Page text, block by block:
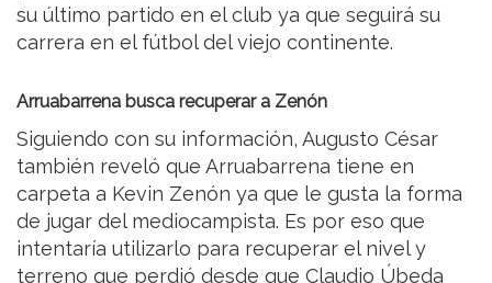
su último partido en el club ya que seguirá su
carrera en el fútbol del viejo continente.
Arruabarrena busca recuperar a Zenón
Siguiendo con su información, Augusto César
también reveló que Arruabarrena tiene en
carpeta a Kevin Zenón ya que le gusta la forma
de jugar del mediocampista. Es por eso que
intentaría utilizarlo para recuperar el nivel y
terreno que perdió desde que Claudio Úbeda